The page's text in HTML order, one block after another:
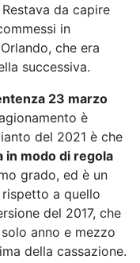
da capire
in
che era
successiva.
23 marzo
è
del 2021 è che
in modo di regola
grado, ed è un
rispetto a quello
del 2017, che
anno e mezzo
della cassazione.